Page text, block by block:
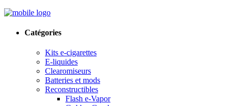
Catégories
Kits e-cigarettes
E-liquides
Clearomiseurs
Batteries et mods
Reconstructibles
Flash e-Vapor